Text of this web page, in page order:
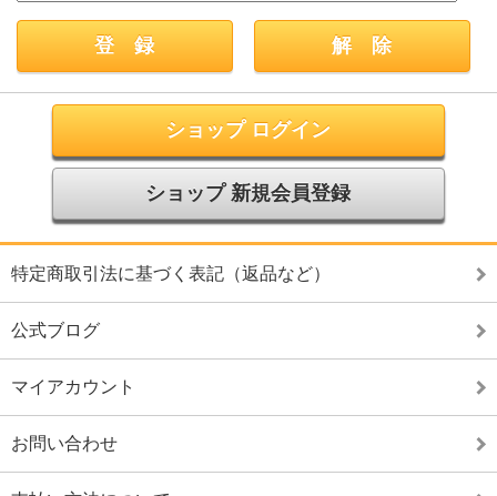
ショップ ログイン
ショップ 新規会員登録
特定商取引法に基づく表記（返品など）
公式ブログ
マイアカウント
お問い合わせ